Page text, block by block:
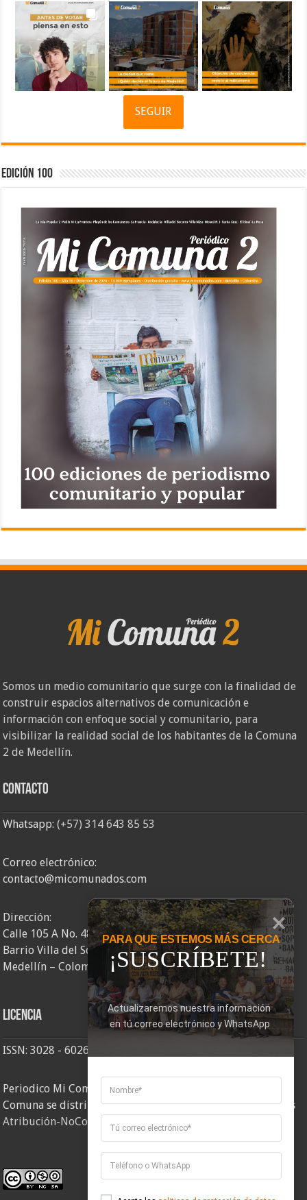
SEGUIR
Edición 100
Somos un medio comunitario que surge con la finalidad de
construir espacios alternativos de comunicación e
información con enfoque social y comunitario, para
visibilizar la realidad social de los habitantes de la Comuna
2 de Medellín.
Contacto
Whatsapp:(+57) 314 643 85 53
Correo electrónico:
contacto@micomunados.com
Dirección:
Calle 105 A No. 48AA – 58
Barrio Villa del Socorro
Medellín – Colombia
Licencia
ISSN: 3028 - 6026
Periodico Mi Comuna 2, elaborado por Corporación Mi
Comuna se distribuye bajo unaLicencia Creative Commons
Atribución-NoComercial-CompartirIgual 4.0 Internacional
PARA QUE ESTEMOS MÁS CERCA
¡SUSCRÍBETE!
Actualizaremos nuestra información
en tú correo electrónico y WhatsApp